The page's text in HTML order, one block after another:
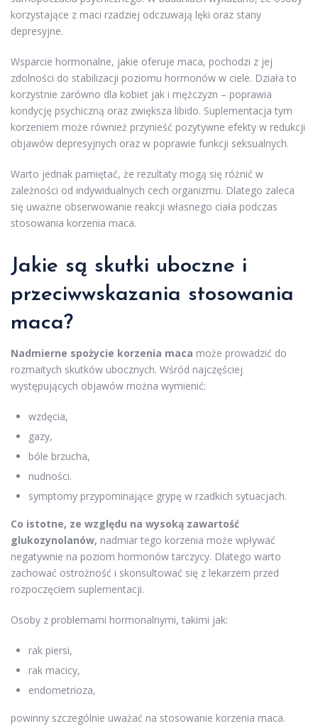
korzystające z maci rzadziej odczuwają lęki oraz stany
depresyjne.
Wsparcie hormonalne, jakie oferuje maca, pochodzi z jej
zdolności do stabilizacji poziomu hormonów w ciele. Działa to
korzystnie zarówno dla kobiet jak i mężczyzn – poprawia
kondycję psychiczną oraz zwiększa libido. Suplementacja tym
korzeniem może również przynieść pozytywne efekty w redukcji
objawów depresyjnych oraz w poprawie funkcji seksualnych.
Warto jednak pamiętać, że rezultaty mogą się różnić w
zależności od indywidualnych cech organizmu. Dlatego zaleca
się uważne obserwowanie reakcji własnego ciała podczas
stosowania korzenia maca.
Jakie są skutki uboczne i
przeciwwskazania stosowania
maca?
Nadmierne spożycie korzenia maca może prowadzić do
rozmaitych skutków ubocznych. Wśród najczęściej
występujących objawów można wymienić:
wzdęcia,
gazy,
bóle brzucha,
nudności.
symptomy przypominające grypę w rzadkich sytuacjach.
Co istotne, ze względu na wysoką zawartość
glukozynolanów, nadmiar tego korzenia może wpływać
negatywnie na poziom hormonów tarczycy. Dlatego warto
zachować ostrożność i skonsultować się z lekarzem przed
rozpoczęciem suplementacji.
Osoby z problemami hormonalnymi, takimi jak:
rak piersi,
rak macicy,
endometrioza,
powinny szczególnie uważać na stosowanie korzenia maca.